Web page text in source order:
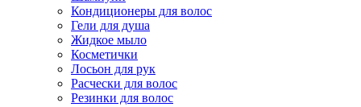
Кондиционеры для волос
Гели для душа
Жидкое мыло
Косметички
Лосьон для рук
Расчески для волос
Резинки для волос